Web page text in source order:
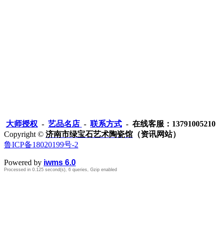
大师授权 - 艺品名店 - 联系方式 - 在线客服：13791005210
Copyright © 济南市绿宝石艺术陶瓷馆 （资讯网站）
鲁ICP备18020199号-2
Powered by iwms 6.0
Processed in 0.125 second(s), 6 queries, Gzip enabled